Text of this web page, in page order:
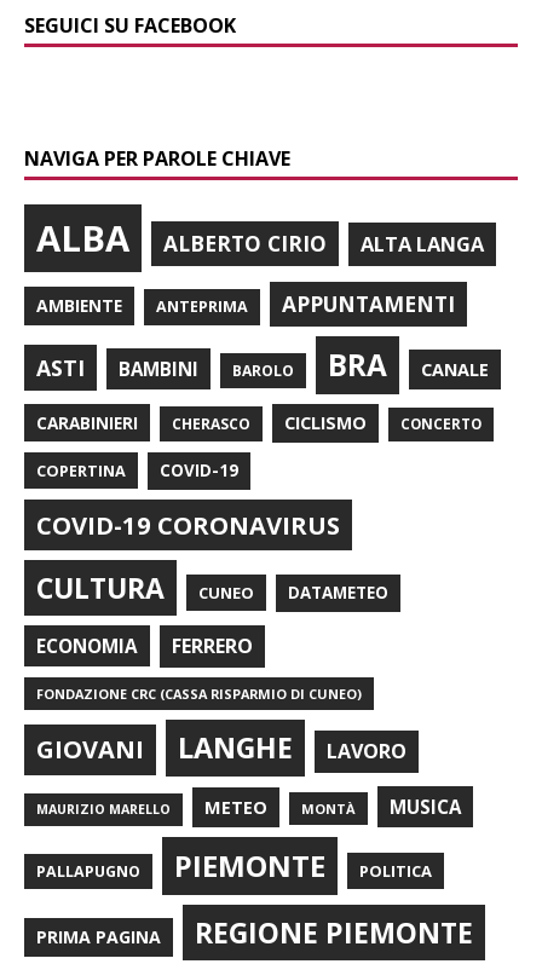
SEGUICI SU FACEBOOK
NAVIGA PER PAROLE CHIAVE
ALBA ALBERTO CIRIO ALTA LANGA
AMBIENTE ANTEPRIMA APPUNTAMENTI
ASTI BAMBINI BAROLO BRA CANALE
CARABINIERI CHERASCO CICLISMO CONCERTO
COPERTINA COVID-19
COVID-19 CORONAVIRUS
CULTURA CUNEO DATAMETEO
ECONOMIA FERRERO
FONDAZIONE CRC (CASSA RISPARMIO DI CUNEO)
GIOVANI LANGHE LAVORO
MAURIZIO MARELLO METEO MONTÀ MUSICA
PALLAPUGNO PIEMONTE POLITICA
PRIMA PAGINA REGIONE PIEMONTE